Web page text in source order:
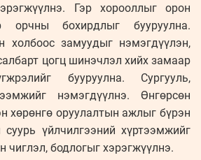
Гэр хорооллыг орон
орчны бохирдлыг бууруулна.
холбоос замуудыг нэмэгдүүлэн,
цогц шинэчлэл хийх замаар
бууруулна. Сургууль,
нэмэгдүүлнэ. Өнгөрсөн
хөрөнгө оруулалтын ажлыг бүрэн
үйлчилгээний хүртээмжийг
чиглэл, бодлогыг хэрэгжүүлнэ.